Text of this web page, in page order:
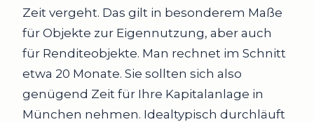
Zeit vergeht. Das gilt in besonderem Maße
für Objekte zur Eigennutzung, aber auch
für Renditeobjekte. Man rechnet im Schnitt
etwa 20 Monate. Sie sollten sich also
genügend Zeit für Ihre Kapitalanlage in
München nehmen. Idealtypisch durchläuft